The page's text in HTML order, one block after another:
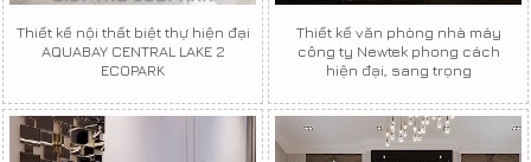
Thiết kế nội thất biệt thự hiện đại
AQUABAY CENTRAL LAKE 2
ECOPARK
Thiết kế văn phòng nhà máy
công ty Newtek phong cách
hiện đại, sang trọng